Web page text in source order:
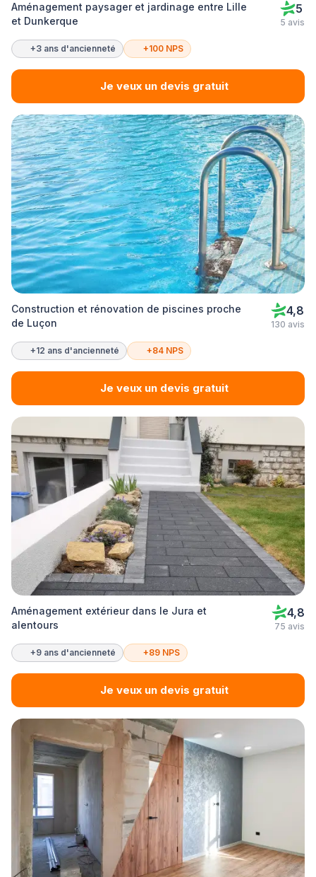
Aménagement paysager et jardinage entre Lille
et Dunkerque
5
5 avis
+3 ans d'ancienneté +100 NPS
Je veux un devis gratuit
Construction et rénovation de piscines proche
de Luçon
4,8
130 avis
+12 ans d'ancienneté +84 NPS
Je veux un devis gratuit
Aménagement extérieur dans le Jura et
alentours
4,8
75 avis
+9 ans d'ancienneté +89 NPS
Je veux un devis gratuit